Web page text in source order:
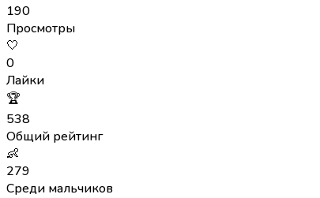
190
Просмотры
🤍
0
Лайки
🏆
538
Общий рейтинг
👶
279
Среди мальчиков